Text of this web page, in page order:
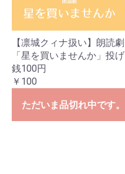
【凛城クィナ扱い】朗読劇
「星を買いませんか」投げ
銭100円
￥100
ただいま品切れ中です。